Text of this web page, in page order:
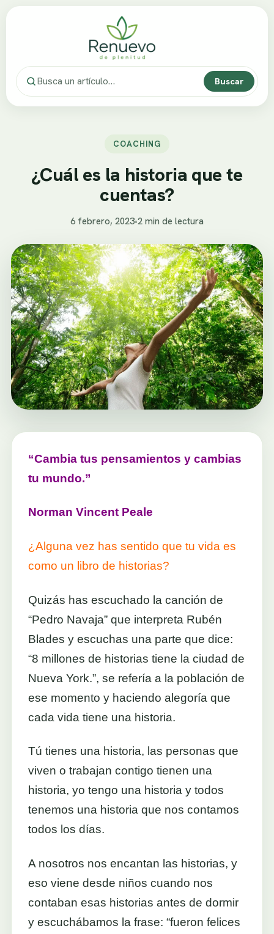
Buscar
COACHING
¿Cuál es la historia que te
cuentas?
6 febrero, 2023•2 min de lectura
“Cambia tus pensamientos y cambias
tu mundo.”
Norman Vincent Peale
¿Alguna vez has sentido que tu vida es
como un libro de historias?
Quizás has escuchado la canción de
“Pedro Navaja” que interpreta Rubén
Blades y escuchas una parte que dice:
“8 millones de historias tiene la ciudad de
Nueva York.”, se refería a la población de
ese momento y haciendo alegoría que
cada vida tiene una historia.
Tú tienes una historia, las personas que
viven o trabajan contigo tienen una
historia, yo tengo una historia y todos
tenemos una historia que nos contamos
todos los días.
A nosotros nos encantan las historias, y
eso viene desde niños cuando nos
contaban esas historias antes de dormir
y escuchábamos la frase: “fueron felices